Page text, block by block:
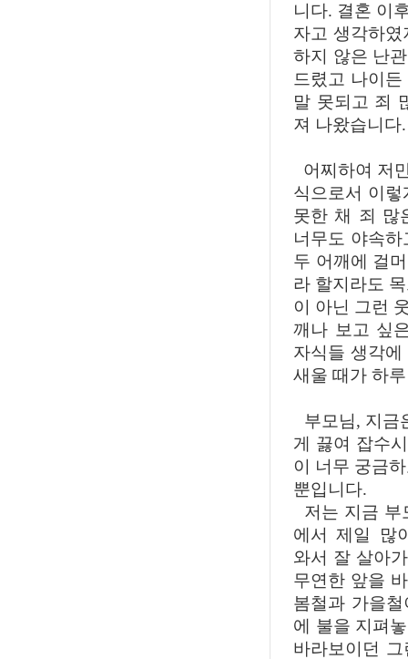
니다. 결혼 이
자고 생각하
하지 않은 난
드렸고 나이
말 못되고 죄
져 나왔습니다.
어찌하여 저
식으로서 이
못한 채 죄 많
너무도 야속
두 어깨에 걸
라 할지라도
이 아닌 그런
깨나 보고 싶
자식들 생각
새울 때가 하
부모님, 지금
게 끓여 잡수
이 너무 궁금
뿐입니다.
저는 지금 부
에서 제일 많
와서 잘 살아
무연한 앞을
봄철과 가을
에 불을 지펴
바라보이던